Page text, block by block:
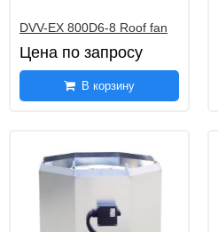
DVV-EX 800D6-8 Roof fan
Цена по запросу
В корзину